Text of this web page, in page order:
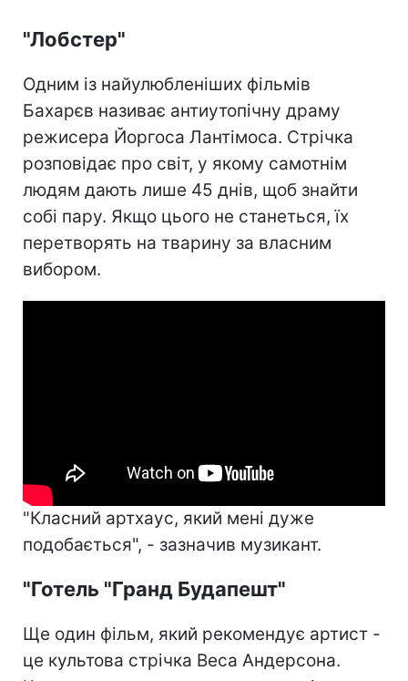
"Лобстер"
Одним із найулюбленіших фільмів
Бахарєв називає антиутопічну драму
режисера Йоргоса Лантімоса. Стрічка
розповідає про світ, у якому самотнім
людям дають лише 45 днів, щоб знайти
собі пару. Якщо цього не станеться, їх
перетворять на тварину за власним
вибором.
"Класний артхаус, який мені дуже
подобається", - зазначив музикант.
"Готель "Гранд Будапешт"
Ще один фільм, який рекомендує артист -
це культова стрічка Веса Андерсона.